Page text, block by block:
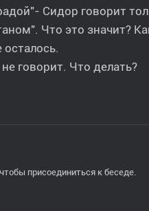
Сидор говорит
Что это значит?
осталось.
говорит. Что делать?
, чтобы присоединиться к беседе.